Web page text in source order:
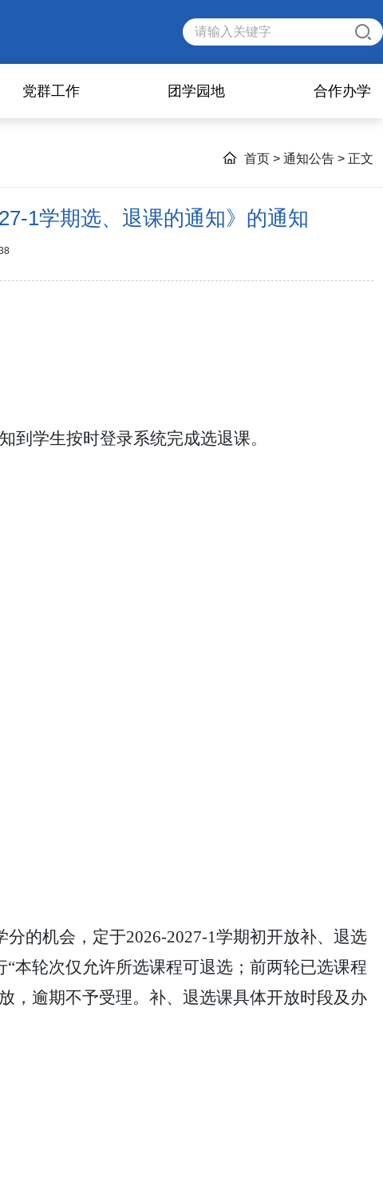
党群工作 团学园地 合作办学
首页 > 通知公告 > 正文
1学期选、退课的通知》的通知
到学生按时登录系统完成选退课。
分的机会，定于2026-2027-1学期初开放补、退选
“本轮次仅允许所选课程可退选；前两轮已选课程
，逾期不予受理。补、退选课具体开放时段及办